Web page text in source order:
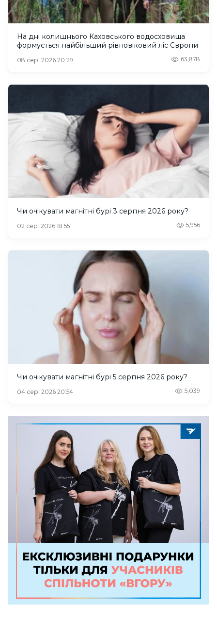
На дні колишнього Каховського водосховища
формується найбільший рівновіковий ліс Європи
08 сер. 2026 20:29 63,878
Чи очікувати магнітні бурі 3 серпня 2026 року?
02 сер. 2026 18:55 5,956
Чи очікувати магнітні бурі 5 серпня 2026 року?
04 сер. 2026 20:54 5,039